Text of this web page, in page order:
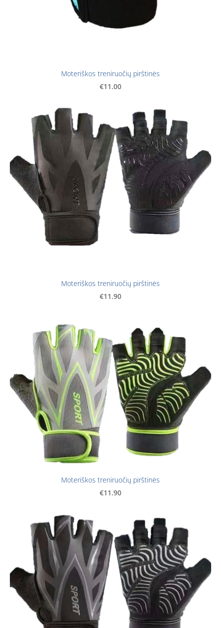
Moteriškos treniruočių pirštinės
€11.00
Moteriškos treniruočių pirštinės
€11.90
Moteriškos treniruočių pirštinės
€11.90